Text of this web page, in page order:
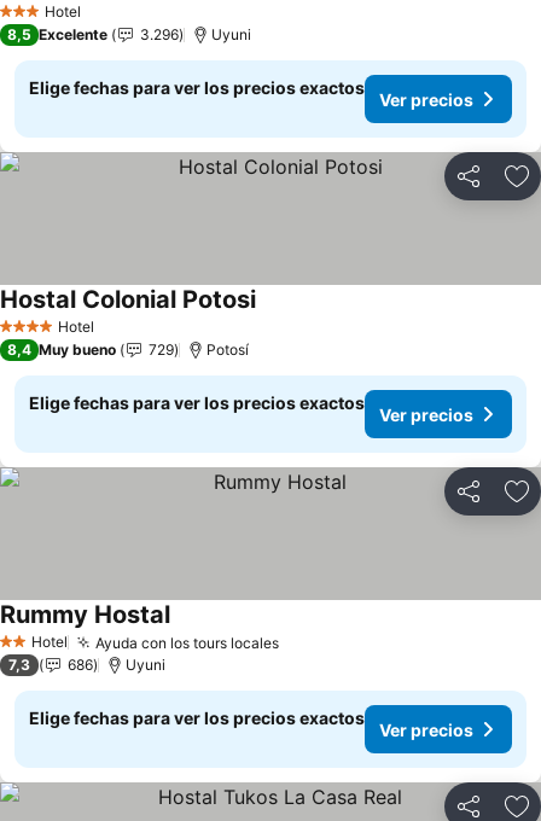
3 Estrellas
Hotel
8,5 Excelente 3.296 Uyuni
Elige fechas para ver los precios exactos
Ver precios
Compartir
4 EstrellasHotel
Hostal Colonial Potosi
8,4 Muy bueno 729 Potosí
Elige fechas para ver los precios exactos
Ver precios
Compartir
2 Estrellas
Hotel Ayuda con los tours locales
Rummy Hostal
7,3 686 Uyuni
Elige fechas para ver los precios exactos
Ver precios